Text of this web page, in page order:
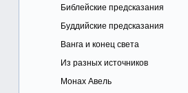
Библейские предсказания
Буддийские предсказания
Ванга и конец света
Из разных источников
Монах Авель